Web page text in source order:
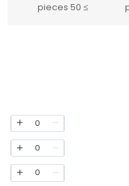
≥ 50 pieces
0
0
0